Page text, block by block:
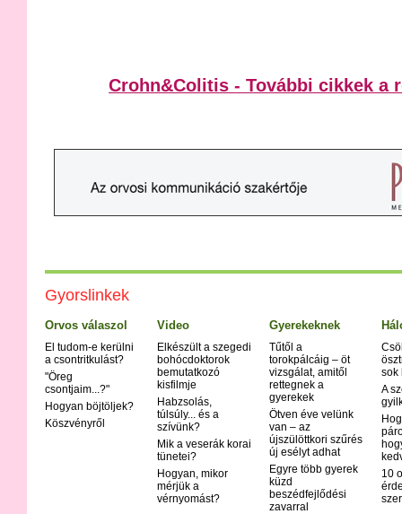
Crohn&Colitis - További cikkek a
Gyorslinkek
Orvos válaszol
El tudom-e kerülni
a csontritkulást?
"Öreg
csontjaim...?"
Hogyan böjtöljek?
Köszvényről
Video
Elkészült a szegedi
bohócdoktorok
bemutatkozó
kisfilmje
Habzsolás,
túlsúly... és a
szívünk?
Mik a veserák korai
tünetei?
Hogyan, mikor
mérjük a
vérnyomást?
Gyerekeknek
Tűtől a
torokpálcáig – öt
vizsgálat, amitől
rettegnek a
gyerekek
Ötven éve velünk
van – az
újszülöttkori szűrés
új esélyt adhat
Egyre több gyerek
küzd
beszédfejlődési
zavarral
sok
A
10